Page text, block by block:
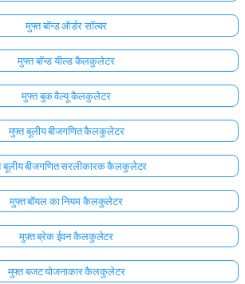
मुफ्त बॉन्ड ऑर्डर सॉल्वर
मुफ्त बॉन्ड यील्ड कैलकुलेटर
मुफ्त बुक वैल्यू कैलकुलेटर
मुफ्त बूलीय बीजगणित कैलकुलेटर
बूलीय बीजगणित सरलीकारक कैलकुलेटर
मुफ्त बॉयल का नियम कैलकुलेटर
मुफ़्त ब्रेक ईवन कैलकुलेटर
मुफ्त बजट योजनाकार कैलकुलेटर